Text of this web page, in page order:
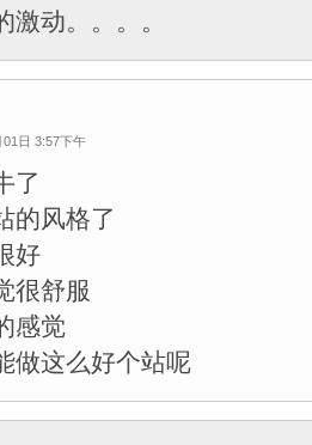
激动。。。。
01日 3:57下午
了
的风格了
好
很舒服
感觉
做这么好个站呢